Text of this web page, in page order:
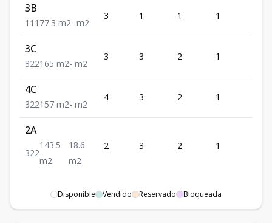
3B
1 1 1 77.3 m2- m2
3 1 1 1
3C
322165 m2- m2
3 3 2 1
4C
322157 m2- m2
4 3 2 1
2A
322
143.5
m2
18.6
m2
2 3 2 1
Disponible Vendido Reservado Bloqueada